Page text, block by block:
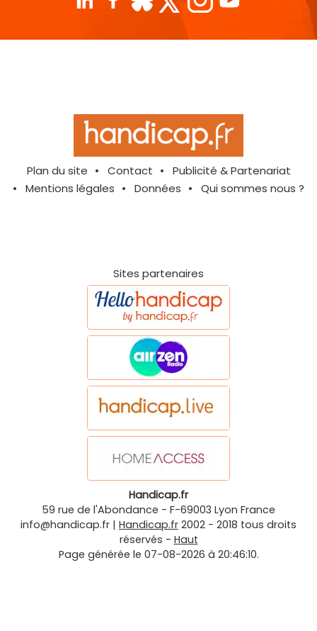
Plan du site Contact
Publicité & Partenariat
Mentions légales
Données Qui sommes nous ?
Sites partenaires
Handicap.fr
59 rue de l'Abondance - F-69003 Lyon France
info@handicap.fr | Handicap.fr 2002 - 2018 tous droits
réservés - Haut
Page générée le 07-08-2026 à 20:46:10.